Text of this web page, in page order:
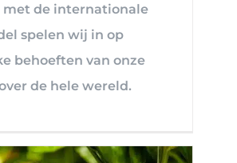
met de internationale
spelen wij in op
behoeften van onze
de hele wereld.